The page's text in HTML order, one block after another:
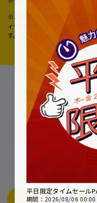
※お客さまの利用状況、登録
ィ保護の観点から本人認証の
す。あらかじめご了承くださ
毎月
平日限定タイムセール
期間：2026/08/06